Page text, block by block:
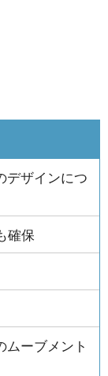
デザインにつ
確保
ーブメント